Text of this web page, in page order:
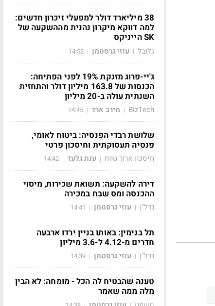
38 מיליארד דולר למפעלי זיכרון חדשים:
למה דווקא מיקרון נהנית מההשקעה של
SK הייניקס
גלובל | עוזי גרסטמן |
14:52
ג'יי-פרוג מזנקת 19% לפני הפתיחה:
הכנסות של 163.8 מיליון דולר והתחזית
השנתית עולה ב-20 מיליון
BizTech
| מירב ארד |
14:45
שלושת רבדי הפנסיה: ביטוח לאומי,
פנסיה תעסוקתית וחיסכון פרטי
חיסכון ארוך טווח | ענת גלעד |
14:42
דירה להשקעה: תשואת שכירות, מיסוי
ההכנסה ומס שבח במכירה
נדל"ן | עוזי גרסטמן |
14:41
תל בנימין: באותו בניין ירדו ארבעה
חדרים מ-4.12 ל-3.6 מיליון
נדל"ן | עוזי גרסטמן |
14:39
טענה שהבטיח לה הכל - מומחה: לא הבין
מלה ממה שאמר